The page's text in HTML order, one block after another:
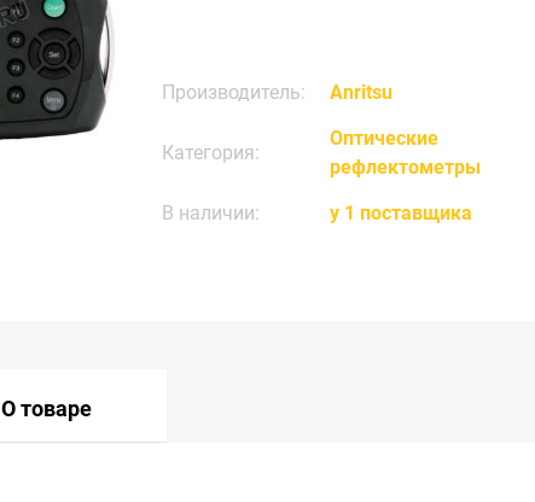
Производитель: Anritsu
Категория:
Оптические
рефлектометры
В наличии:
у 1 поставщика
О товаре